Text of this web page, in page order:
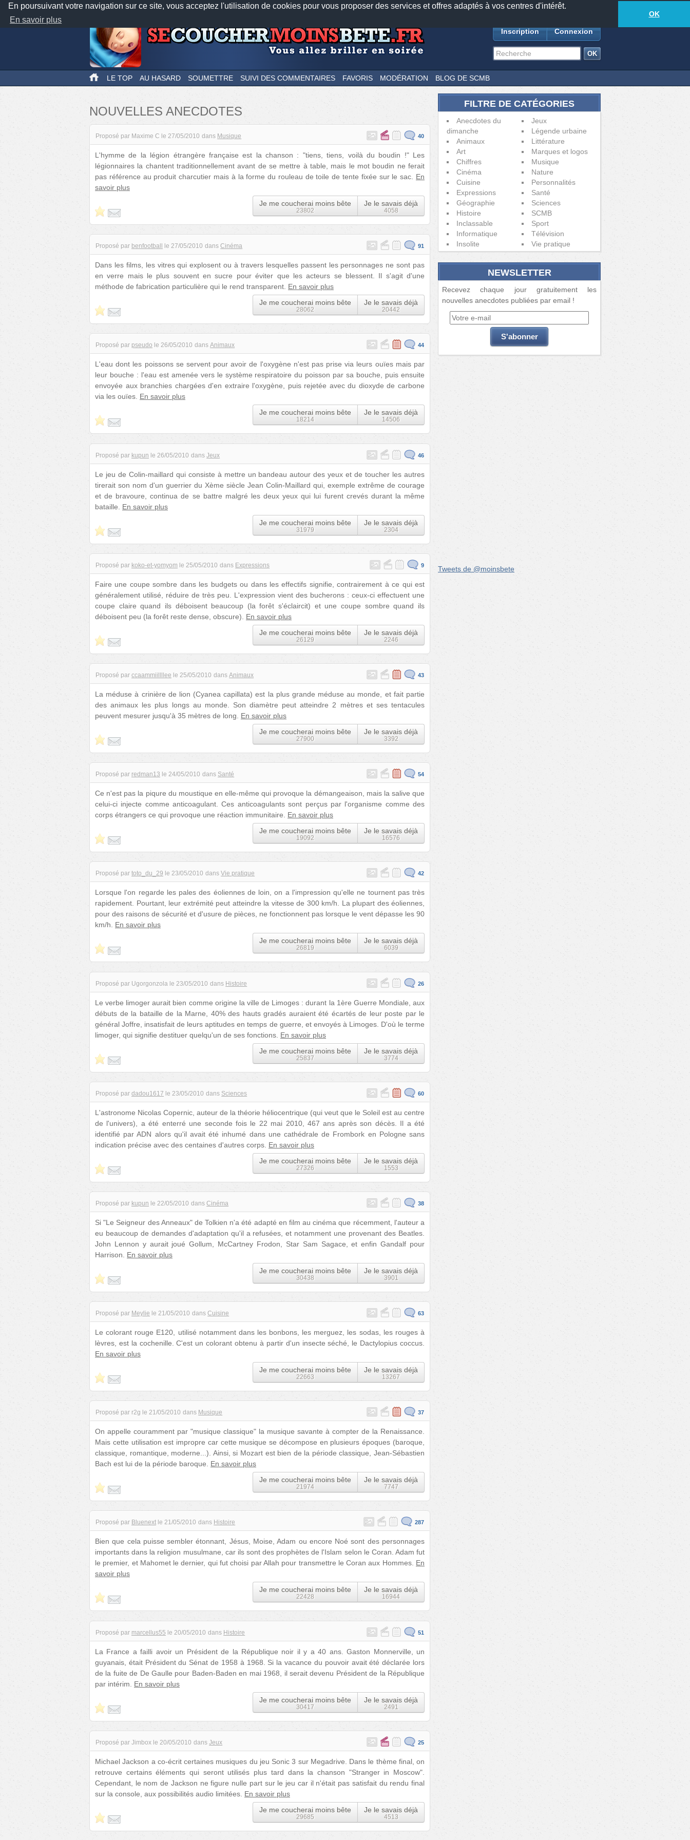
En poursuivant votre navigation sur ce site, vous acceptez l'utilisation de cookies pour vous proposer des services et offres adaptés à vos centres d'intérêt.
En savoir plus
OK
Nos applications mobiles Newsletter Facebook
TwitterFeeds18881anecdotes-250lecteurs connectés
Inscription Connexion
LE TOP AU HASARD SOUMETTRE SUIVI DES COMMENTAIRES FAVORIS MODÉRATION BLOG DE SCMB
NOUVELLES ANECDOTES
Proposé par Maxime C le 27/05/2010 dans Musique 40
L'hymme de la légion étrangère française est la chanson : "tiens, tiens, voilà du boudin !" Les
légionnaires la chantent traditionnellement avant de se mettre à table, mais le mot boudin ne ferait
pas référence au produit charcutier mais à la forme du rouleau de toile de tente fixée sur le sac. En
savoir plus
Je me coucherai moins bête
23802
Je le savais déjà
4058
Proposé par benfootball le 27/05/2010 dans Cinéma 91
Dans les films, les vitres qui explosent ou à travers lesquelles passent les personnages ne sont pas
en verre mais le plus souvent en sucre pour éviter que les acteurs se blessent. Il s'agit d'une
méthode de fabrication particulière qui le rend transparent. En savoir plus
Je me coucherai moins bête
28062
Je le savais déjà
20442
Proposé par pseudo le 26/05/2010 dans Animaux 44
L'eau dont les poissons se servent pour avoir de l'oxygène n'est pas prise via leurs ouïes mais par
leur bouche : l'eau est amenée vers le système respiratoire du poisson par sa bouche, puis ensuite
envoyée aux branchies chargées d'en extraire l'oxygène, puis rejetée avec du dioxyde de carbone
via les ouïes. En savoir plus
Je me coucherai moins bête
18214
Je le savais déjà
14506
Proposé par kupun le 26/05/2010 dans Jeux 46
Le jeu de Colin-maillard qui consiste à mettre un bandeau autour des yeux et de toucher les autres
tirerait son nom d'un guerrier du Xème siècle Jean Colin-Maillard qui, exemple extrême de courage
et de bravoure, continua de se battre malgré les deux yeux qui lui furent crevés durant la même
bataille. En savoir plus
Je me coucherai moins bête
31979
Je le savais déjà
2304
Proposé par koko-et-yomyom le 25/05/2010 dans Expressions 9
Faire une coupe sombre dans les budgets ou dans les effectifs signifie, contrairement à ce qui est
généralement utilisé, réduire de très peu. L'expression vient des bucherons : ceux-ci effectuent une
coupe claire quand ils déboisent beaucoup (la forêt s'éclaircit) et une coupe sombre quand ils
déboisent peu (la forêt reste dense, obscure). En savoir plus
Je me coucherai moins bête
26129
Je le savais déjà
2246
Proposé par ccaammiillllee le 25/05/2010 dans Animaux 43
La méduse à crinière de lion (Cyanea capillata) est la plus grande méduse au monde, et fait partie
des animaux les plus longs au monde. Son diamètre peut atteindre 2 mètres et ses tentacules
peuvent mesurer jusqu'à 35 mètres de long. En savoir plus
Je me coucherai moins bête
27900
Je le savais déjà
3392
Proposé par redman13 le 24/05/2010 dans Santé 54
Ce n'est pas la piqure du moustique en elle-même qui provoque la démangeaison, mais la salive que
celui-ci injecte comme anticoagulant. Ces anticoagulants sont perçus par l'organisme comme des
corps étrangers ce qui provoque une réaction immunitaire. En savoir plus
Je me coucherai moins bête
19092
Je le savais déjà
16576
Proposé par toto_du_29 le 23/05/2010 dans Vie pratique 42
Lorsque l'on regarde les pales des éoliennes de loin, on a l'impression qu'elle ne tournent pas très
rapidement. Pourtant, leur extrémité peut atteindre la vitesse de 300 km/h. La plupart des éoliennes,
pour des raisons de sécurité et d'usure de pièces, ne fonctionnent pas lorsque le vent dépasse les 90
km/h. En savoir plus
Je me coucherai moins bête
26819
Je le savais déjà
6039
Proposé par Ugorgonzola le 23/05/2010 dans Histoire 26
Le verbe limoger aurait bien comme origine la ville de Limoges : durant la 1ère Guerre Mondiale, aux
débuts de la bataille de la Marne, 40% des hauts gradés auraient été écartés de leur poste par le
général Joffre, insatisfait de leurs aptitudes en temps de guerre, et envoyés à Limoges. D'où le terme
limoger, qui signifie destituer quelqu'un de ses fonctions. En savoir plus
Je me coucherai moins bête
25837
Je le savais déjà
3774
Proposé par dadou1617 le 23/05/2010 dans Sciences 60
L'astronome Nicolas Copernic, auteur de la théorie héliocentrique (qui veut que le Soleil est au centre
de l'univers), a été enterré une seconde fois le 22 mai 2010, 467 ans après son décès. Il a été
identifié par ADN alors qu'il avait été inhumé dans une cathédrale de Frombork en Pologne sans
indication précise avec des centaines d'autres corps. En savoir plus
Je me coucherai moins bête
27326
Je le savais déjà
1553
Proposé par kupun le 22/05/2010 dans Cinéma 38
Si "Le Seigneur des Anneaux" de Tolkien n'a été adapté en film au cinéma que récemment, l'auteur a
eu beaucoup de demandes d'adaptation qu'il a refusées, et notamment une provenant des Beatles.
John Lennon y aurait joué Gollum, McCartney Frodon, Star Sam Sagace, et enfin Gandalf pour
Harrison. En savoir plus
Je me coucherai moins bête
30438
Je le savais déjà
3901
Proposé par Meylie le 21/05/2010 dans Cuisine 63
Le colorant rouge E120, utilisé notamment dans les bonbons, les merguez, les sodas, les rouges à
lèvres, est la cochenille. C'est un colorant obtenu à partir d'un insecte séché, le Dactylopius coccus.
En savoir plus
Je me coucherai moins bête
22663
Je le savais déjà
13267
Proposé par r2g le 21/05/2010 dans Musique 37
On appelle couramment par "musique classique" la musique savante à compter de la Renaissance.
Mais cette utilisation est impropre car cette musique se décompose en plusieurs époques (baroque,
classique, romantique, moderne...). Ainsi, si Mozart est bien de la période classique, Jean-Sébastien
Bach est lui de la période baroque. En savoir plus
Je me coucherai moins bête
21974
Je le savais déjà
7747
Proposé par Bluenext le 21/05/2010 dans Histoire 287
Bien que cela puisse sembler étonnant, Jésus, Moise, Adam ou encore Noé sont des personnages
importants dans la religion musulmane, car ils sont des prophètes de l'Islam selon le Coran. Adam fut
le premier, et Mahomet le dernier, qui fut choisi par Allah pour transmettre le Coran aux Hommes. En
savoir plus
Je me coucherai moins bête
22428
Je le savais déjà
16944
Proposé par marcellus55 le 20/05/2010 dans Histoire 51
La France a failli avoir un Président de la République noir il y a 40 ans. Gaston Monnerville, un
guyanais, était Président du Sénat de 1958 à 1968. Si la vacance du pouvoir avait été déclarée lors
de la fuite de De Gaulle pour Baden-Baden en mai 1968, il serait devenu Président de la République
par intérim. En savoir plus
Je me coucherai moins bête
30417
Je le savais déjà
2491
Proposé par Jimbox le 20/05/2010 dans Jeux 25
Michael Jackson a co-écrit certaines musiques du jeu Sonic 3 sur Megadrive. Dans le thème final, on
retrouve certains éléments qui seront utilisés plus tard dans la chanson "Stranger in Moscow".
Cependant, le nom de Jackson ne figure nulle part sur le jeu car il n'était pas satisfait du rendu final
sur la console, aux possibilités audio limitées. En savoir plus
Je me coucherai moins bête
29685
Je le savais déjà
4513
FILTRE DE CATÉGORIES
Anecdotes du
dimanche
Animaux
Art
Chiffres
Cinéma
Cuisine
Expressions
Géographie
Histoire
Inclassable
Informatique
Insolite
Jeux
Légende urbaine
Littérature
Marques et logos
Musique
Nature
Personnalités
Santé
Sciences
SCMB
Sport
Télévision
Vie pratique
NEWSLETTER
Recevez chaque jour gratuitement les
nouvelles anecdotes publiées par email !
Tweets de @moinsbete